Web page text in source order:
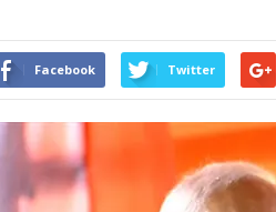
Facebook Twitter